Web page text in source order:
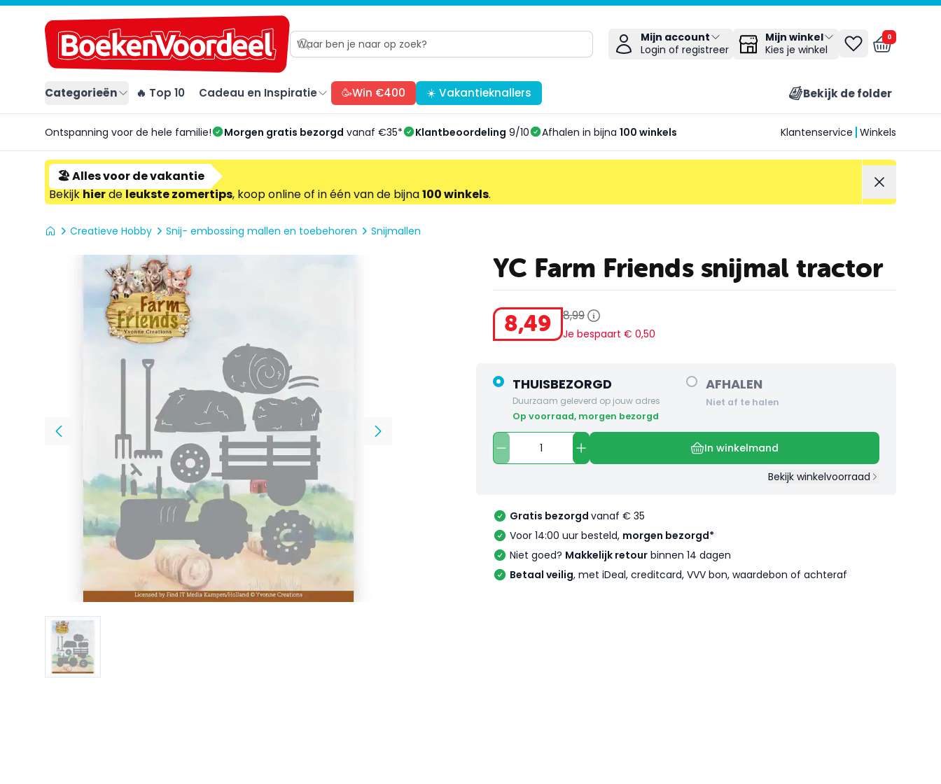
Mijn account
Login of registreer
Mijn winkel
Kies je winkel
0
Categorieën 🔥 Top 10 Cadeau en Inspiratie 🥳Win €400 ☀️ Vakantieknallers Bekijk de folder
Ontspanning voor de hele familie! Morgen gratis bezorgd vanaf €35* Klantbeoordeling 9/10 Afhalen in bijna 100 winkels Klantenservice Winkels
🏖️ Alles voor de vakantie
Bekijkhierdeleukste zomertips, koop online of in één van de bijna100 winkels.
Creatieve Hobby Snij- embossing mallen en toebehoren Snijmallen
YC Farm Friends snijmal tractor
8,49 8,99
Je bespaart € 0,50
THUISBEZORGD
Duurzaam geleverd op jouw adres
op voorraad, morgen bezorgd
AFHALEN
Niet af te halen
In winkelmand
Bekijk winkelvoorraad
Gratis bezorgd vanaf € 35
Voor 14:00 uur besteld, morgen bezorgd*
Niet goed? Makkelijk retour binnen 14 dagen
Betaal veilig, met iDeal, creditcard, VVV bon, waardebon of achteraf